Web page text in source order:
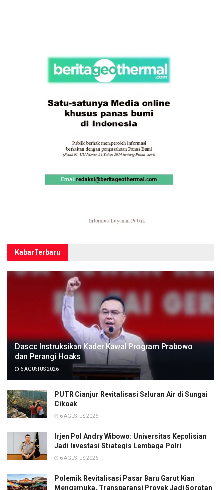
KabarTerbaru
Dasco Instruksikan Kader Kawal Program Prabowo
dan Perangi Hoaks
6 AGUSTUS 2026
PUTR Cianjur Revitalisasi Saluran Air di Sungai
Cikoak
6 AGUSTUS 2026
Irjen Pol Andry Wibowo: Universitas Kepolisian
Jadi Investasi Strategis Lembaga Polri
6 AGUSTUS 2026
Polemik Revitalisasi Pasar Baru Garut Kian
Mengemuka, Transparansi Proyek Jadi Sorotan